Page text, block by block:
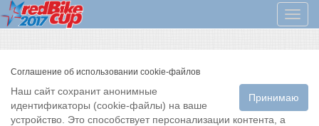
Меню
Соглашение об использовании cookie-файлов
Принимаю
Наш сайт сохранит анонимные
идентификаторы (cookie-файлы) на ваше
устройство. Это способствует персонализации контента, а